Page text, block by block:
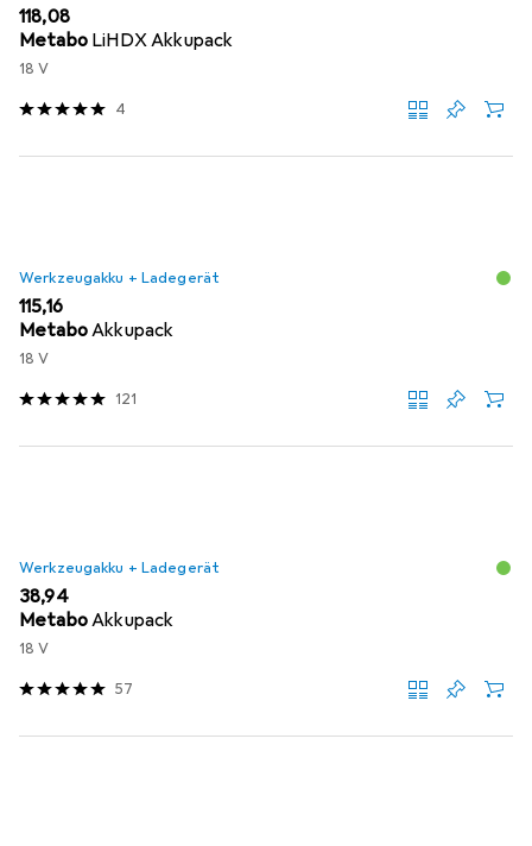
EUR
118,08
Metabo LiHDX Akkupack
18 V
4
Werkzeugakku + Ladegerät
EUR
115,16
MetaboAkkupack
18 V
121
Werkzeugakku + Ladegerät
EUR
38,94
MetaboAkkupack
18 V
57